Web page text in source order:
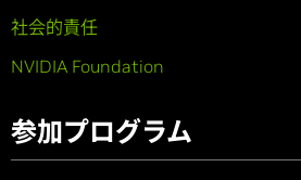
社会的責任
NVIDIA Foundation
参加プログラム